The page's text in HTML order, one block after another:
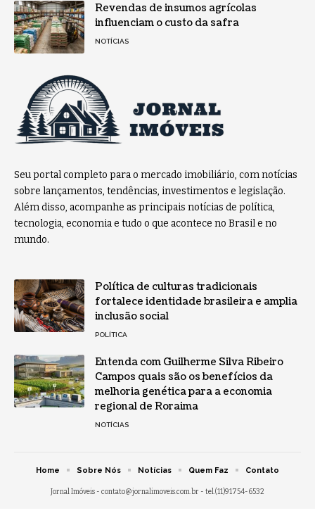
Revendas de insumos agrícolas
influenciam o custo da safra
NOTÍCIAS
Seu portal completo para o mercado imobiliário, com notícias
sobre lançamentos, tendências, investimentos e legislação.
Além disso, acompanhe as principais notícias de política,
tecnologia, economia e tudo o que acontece no Brasil e no
mundo.
Política de culturas tradicionais
fortalece identidade brasileira e amplia
inclusão social
POLÍTICA
Entenda com Guilherme Silva Ribeiro
Campos quais são os benefícios da
melhoria genética para a economia
regional de Roraima
NOTÍCIAS
Jornal Imóveis - contato@jornalimoveis.com.br - tel.(11)91754-6532
Home Sobre Nós Notícias Quem Faz Contato